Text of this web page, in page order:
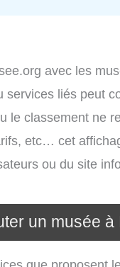
avec les
services liés peut
le classement ne
etc… cet
ou du site
un musée